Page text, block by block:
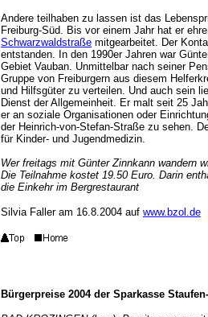
Andere teilhaben zu lassen ist das
Freiburg-Süd. Bis vor einem Jahr hat er
Schwarzwaldstraße mitgearbeitet. Der
entstanden. In den 1990er Jahren war
Gebiet Vauban. Unmittelbar nach seiner
Gruppe von Freiburgern aus diesem
und Hilfsgüter zu verteilen. Und auch sein
Dienst der Allgemeinheit. Er malt seit 25
er an soziale Organisationen oder
der Heinrich-von-Stefan-Straße zu sehen.
für Kinder- und Jugendmedizin.
Wer freitags mit Günter Zinnkann wandern
Die Teilnahme kostet 19.50 Euro. Darin
die Einkehr im Bergrestaurant
Silvia Faller am 16.8.2004 auf www.bzol.de
Bürgerpreise 2004 der Sparkasse